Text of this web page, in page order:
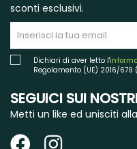
sconti esclusivi.
Dichiari di aver letto l'
Regolamento (UE) 2016/679
SEGUICI SUI
Metti un like ed unisciti